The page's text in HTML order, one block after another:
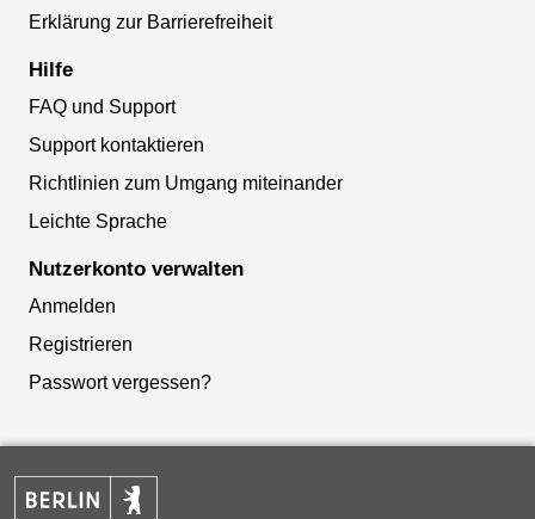
Erklärung zur Barrierefreiheit
Hilfe
FAQ und Support
Support kontaktieren
Richtlinien zum Umgang miteinander
Leichte Sprache
Nutzerkonto verwalten
Anmelden
Registrieren
Passwort vergessen?